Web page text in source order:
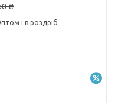
₴
і в роздріб